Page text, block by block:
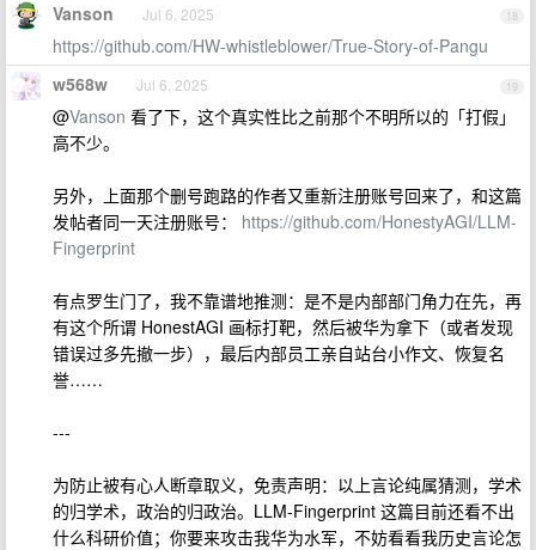
18
Vanson Jul 6, 2025
https://github.com/HW-whistleblower/True-Story-of-Pangu
19
w568w Jul 6, 2025
@Vanson 看了下，这个真实性比之前那个不明所以的「打假」
高不少。
另外，上面那个删号跑路的作者又重新注册账号回来了，和这篇
发帖者同一天注册账号： https://github.com/HonestyAGI/LLM-
Fingerprint
有点罗生门了，我不靠谱地推测：是不是内部部门角力在先，再
有这个所谓 HonestAGI 画标打靶，然后被华为拿下（或者发现
错误过多先撤一步），最后内部员工亲自站台小作文、恢复名
誉……
---
为防止被有心人断章取义，免责声明：以上言论纯属猜测，学术
的归学术，政治的归政治。LLM-Fingerprint 这篇目前还看不出
什么科研价值；你要来攻击我华为水军，不妨看看我历史言论怎